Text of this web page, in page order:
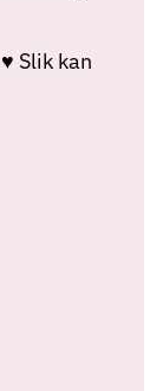
Slik kan